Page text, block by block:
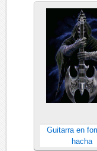
Guitarra en
hacha